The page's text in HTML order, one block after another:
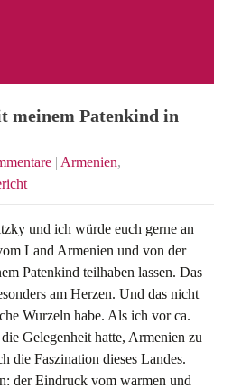
meinem Patenkind in
| Armenien,
und ich würde euch gerne an
Land Armenien und von der
Patenkind teilhaben lassen. Das
am Herzen. Und das nicht
Wurzeln habe. Als ich vor ca.
Gelegenheit hatte, Armenien zu
die Faszination dieses Landes.
der Eindruck vom warmen und